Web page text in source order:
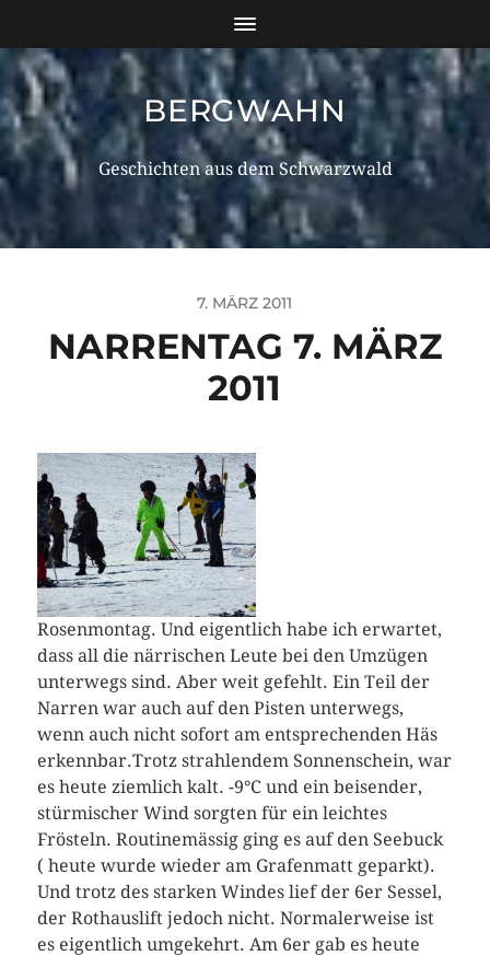
BERGWAHN
Geschichten aus dem Schwarzwald
7. MÄRZ 2011
NARRENTAG 7. MÄRZ
2011
Rosenmontag. Und eigentlich habe ich erwartet,
dass all die närrischen Leute bei den Umzügen
unterwegs sind. Aber weit gefehlt. Ein Teil der
Narren war auch auf den Pisten unterwegs,
wenn auch nicht sofort am entsprechenden Häs
erkennbar.Trotz strahlendem Sonnenschein, war
es heute ziemlich kalt. -9°C und ein beisender,
stürmischer Wind sorgten für ein leichtes
Frösteln. Routinemässig ging es auf den Seebuck
( heute wurde wieder am Grafenmatt geparkt).
Und trotz des starken Windes lief der 6er Sessel,
der Rothauslift jedoch nicht. Normalerweise ist
es eigentlich umgekehrt. Am 6er gab es heute